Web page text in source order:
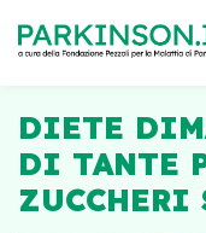
DIETE
DI TANTE
ZUCCHERI